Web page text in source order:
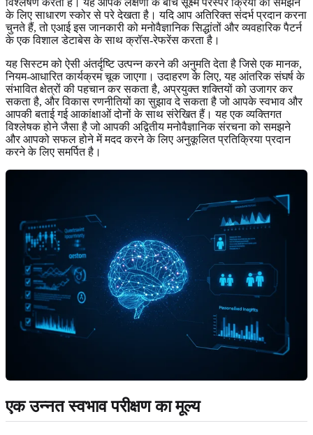
के लिए साधारण स्कोर से परे देखता है। यदि आप अतिरिक्त संदर्भ प्रदान करना
चुनते हैं, तो एआई इस जानकारी को मनोवैज्ञानिक सिद्धांतों और व्यवहारिक पैटर्न
के एक विशाल डेटाबेस के साथ क्रॉस-रेफरेंस करता है।
यह सिस्टम को ऐसी अंतर्दृष्टि उत्पन्न करने की अनुमति देता है जिसे एक मानक,
नियम-आधारित कार्यक्रम चूक जाएगा। उदाहरण के लिए, यह आंतरिक संघर्ष के
संभावित क्षेत्रों की पहचान कर सकता है, अप्रयुक्त शक्तियों को उजागर कर
सकता है, और विकास रणनीतियों का सुझाव दे सकता है जो आपके स्वभाव और
आपकी बताई गई आकांक्षाओं दोनों के साथ संरेखित हैं। यह एक व्यक्तिगत
विश्लेषक होने जैसा है जो आपकी अद्वितीय मनोवैज्ञानिक संरचना को समझने
और आपको सफल होने में मदद करने के लिए अनुकूलित प्रतिक्रिया प्रदान
करने के लिए समर्पित है।
एक उन्नत स्वभाव परीक्षण का मूल्य